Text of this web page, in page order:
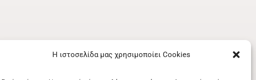
Η ιστοσελίδα μας χρησιμοποίει Cookies